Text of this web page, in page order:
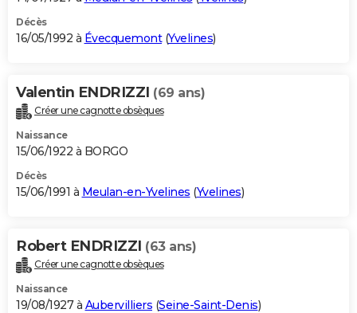
Décès
16/05/1992 à Évecquemont(Yvelines)
Valentin ENDRIZZI (69 ans)
Créer une cagnotte obsèques
Naissance
15/06/1922 à BORGO
Décès
15/06/1991 à Meulan-en-Yvelines (Yvelines)
Robert ENDRIZZI (63 ans)
Créer une cagnotte obsèques
Naissance
19/08/1927 à Aubervilliers (Seine-Saint-Denis)